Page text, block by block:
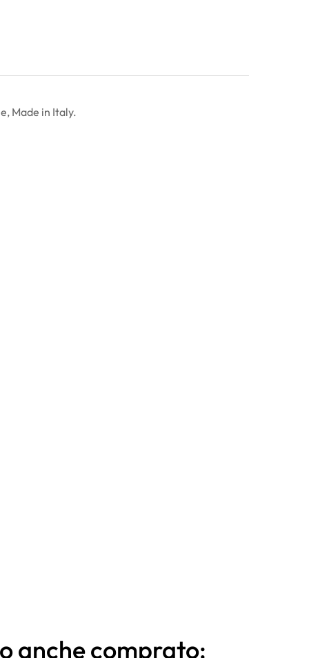
Made in Italy.
anche comprato: